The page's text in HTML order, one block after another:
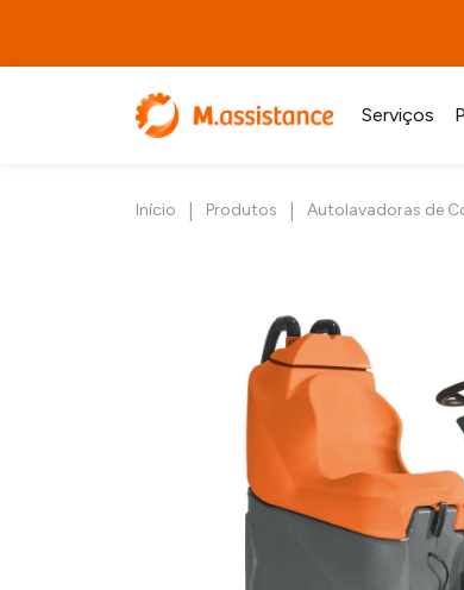
Serviços
Início | Produtos | Autolavadoras de